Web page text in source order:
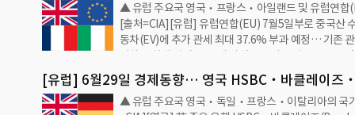
필리핀 세부퍼시픽 항공 유럽 에어버스 여객기 150여대
▲ 유럽 주요국 영국‧프랑스‧아일랜드 및 유럽연합
[출처=CIA][유럽] 유럽연합(EU) 7월5일부로 중국산
동차(EV)에 추가 관세 최대 37.6% 부과 예정… 기존
더하면 최대 관세 48%에 달해 중국과 무역 소송‧긴
망*추가로 부과하는 관세 수준 각 제조업체별로 달라-
인 상하이자동차(SAIC) 37.6%, 지리(Geely) 자동차
디(BYD)에 17.4%의 관세가 각각 추가로 부과될 예정-
[유럽] 6월29일 경제동향… 영국 HSBC‧바클레이즈
NatWest 은행 모기지 금리 인하 외...
▲ 유럽 주요국 영국‧독일‧프랑스‧이탈리아의 국